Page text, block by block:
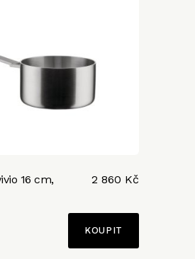
16 cm,
2 860 Kč